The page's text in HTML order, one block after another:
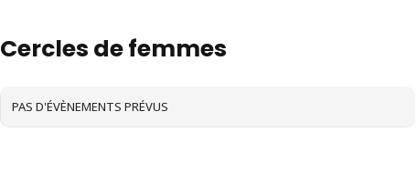
Cercles de femmes
PAS D'ÉVÈNEMENTS PRÉVUS